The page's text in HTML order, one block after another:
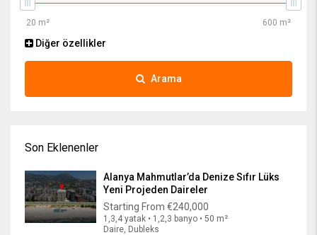
Diğer özellikler
Arama
Son Eklenenler
Alanya Mahmutlar’da Denize Sıfır Lüks
Yeni Projeden Daireler
Starting From €240,000
1,3,4 yatak • 1,2,3 banyo • 50 m²
Daire, Dubleks